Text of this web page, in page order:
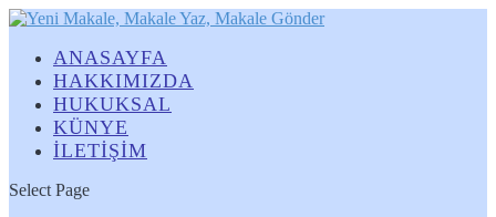
ANASAYFA
HAKKIMIZDA
HUKUKSAL
KÜNYE
İLETİŞİM
Select Page